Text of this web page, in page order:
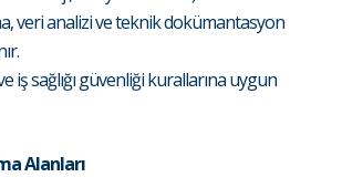
veri analizi ve teknik dokümantasyon
iş sağlığı güvenliği kurallarına uygun
Alanları